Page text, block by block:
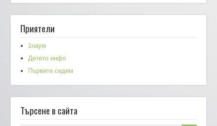
Приятели
1наум
Детето инфо
Първите седем
Търсене в сайта